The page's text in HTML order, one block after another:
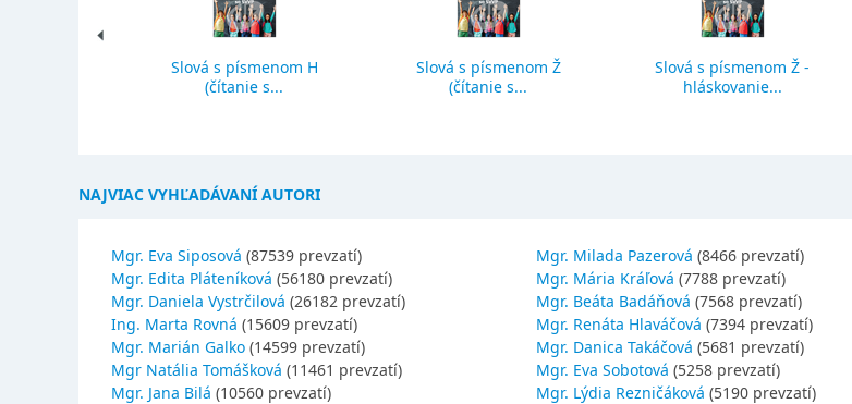
Slová s písmenom H
(čítanie s...
Slová s písmenom Ž
(čítanie s...
Slová s písmenom Ž -
hláskovanie...
NAJVIAC VYHĽADÁVANÍ AUTORI
Mgr. Eva Siposová (87539 prevzatí)
Mgr. Edita Pláteníková (56180 prevzatí)
Mgr. Daniela Vystrčilová (26182 prevzatí)
Ing. Marta Rovná (15609 prevzatí)
Mgr. Marián Galko (14599 prevzatí)
Mgr Natália Tomášková (11461 prevzatí)
Mgr. Jana Bilá (10560 prevzatí)
Mgr. Milada Pazerová (8466 prevzatí)
Mgr. Mária Kráľová (7788 prevzatí)
Mgr. Beáta Badáňová (7568 prevzatí)
Mgr. Renáta Hlaváčová (7394 prevzatí)
Mgr. Danica Takáčová (5681 prevzatí)
Mgr. Eva Sobotová (5258 prevzatí)
Mgr. Lýdia Rezničáková (5190 prevzatí)